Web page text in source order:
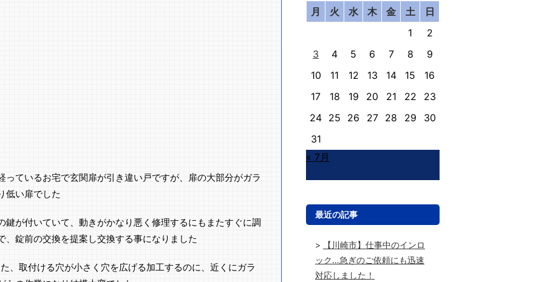
っているお宅で玄関扉が引き違い戸ですが、扉の大部分がガラ
低い扉でした
鍵が付いていて、動きがかなり悪く修理するにもまたすぐに調
錠前の交換を提案し交換する事になりました
、取付ける穴が小さく穴を広げる加工するのに、近くにガラ
月
火 水 木 金 土
日
1
2
3
4 5 6 7 8
9
10
11 12 13 14 15
16
17
18 19 20 21 22
23
24 25 26 27 28 29
30
31
« 7月
最近の記事
【川崎市】仕事中のインロ
ック…急ぎのご依頼にも迅速
対応しました！